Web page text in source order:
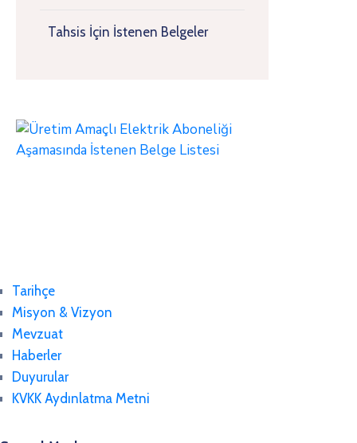
Tahsis İçin İstenen Belgeler
Tarihçe
Misyon & Vizyon
Mevzuat
Haberler
Duyurular
KVKK Aydınlatma Metni